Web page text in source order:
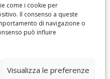
come i cookie per
Il consenso a queste
di navigazione o
può influire
Visualizza le preferenze